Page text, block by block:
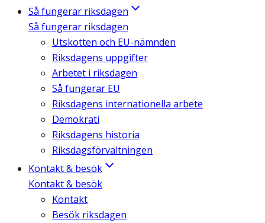
Så fungerar riksdagen
Så fungerar riksdagen
Utskotten och EU-nämnden
Riksdagens uppgifter
Arbetet i riksdagen
Så fungerar EU
Riksdagens internationella arbete
Demokrati
Riksdagens historia
Riksdagsförvaltningen
Kontakt & besök
Kontakt & besök
Kontakt
Besök riksdagen